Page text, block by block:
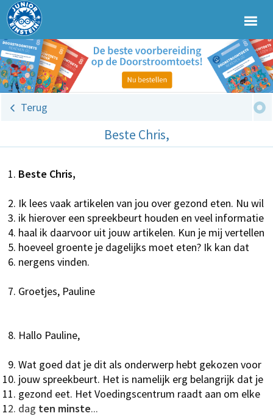
Terug
Beste Chris,
Beste Chris,
Ik lees vaak artikelen van jou over gezond eten. Nu wil
ik hierover een spreekbeurt houden en veel informatie
haal ik daarvoor uit jouw artikelen. Kun je mij vertellen
hoeveel groente je dagelijks moet eten? Ik kan dat
nergens vinden.
Groetjes, Pauline
Hallo Pauline,
Wat goed dat je dit als onderwerp hebt gekozen voor
jouw spreekbeurt. Het is namelijk erg belangrijk dat je
gezond eet. Het Voedingscentrum raadt aan om elke
dag ten minste...